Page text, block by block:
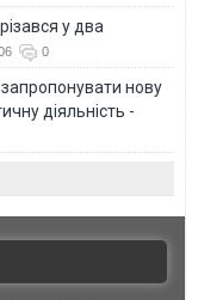
у два
0
нову
діяльність -